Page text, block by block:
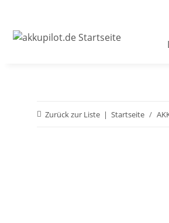
Zurück zur Liste Startseite